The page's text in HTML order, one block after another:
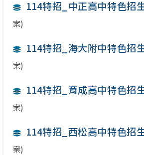
114特招_中正高中特色招
案)
114特招_海大附中特色招
案)
114特招_育成高中特色招
案)
114特招_西松高中特色招
案)